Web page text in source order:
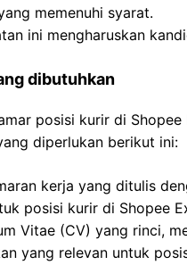
memenuhi syarat.
ini mengharuskan
dibutuhkan
posisi kurir di
diperlukan berikut ini:
kerja yang ditulis
posisi kurir di Shopee
Vitae (CV) yang rinci,
yang relevan untuk